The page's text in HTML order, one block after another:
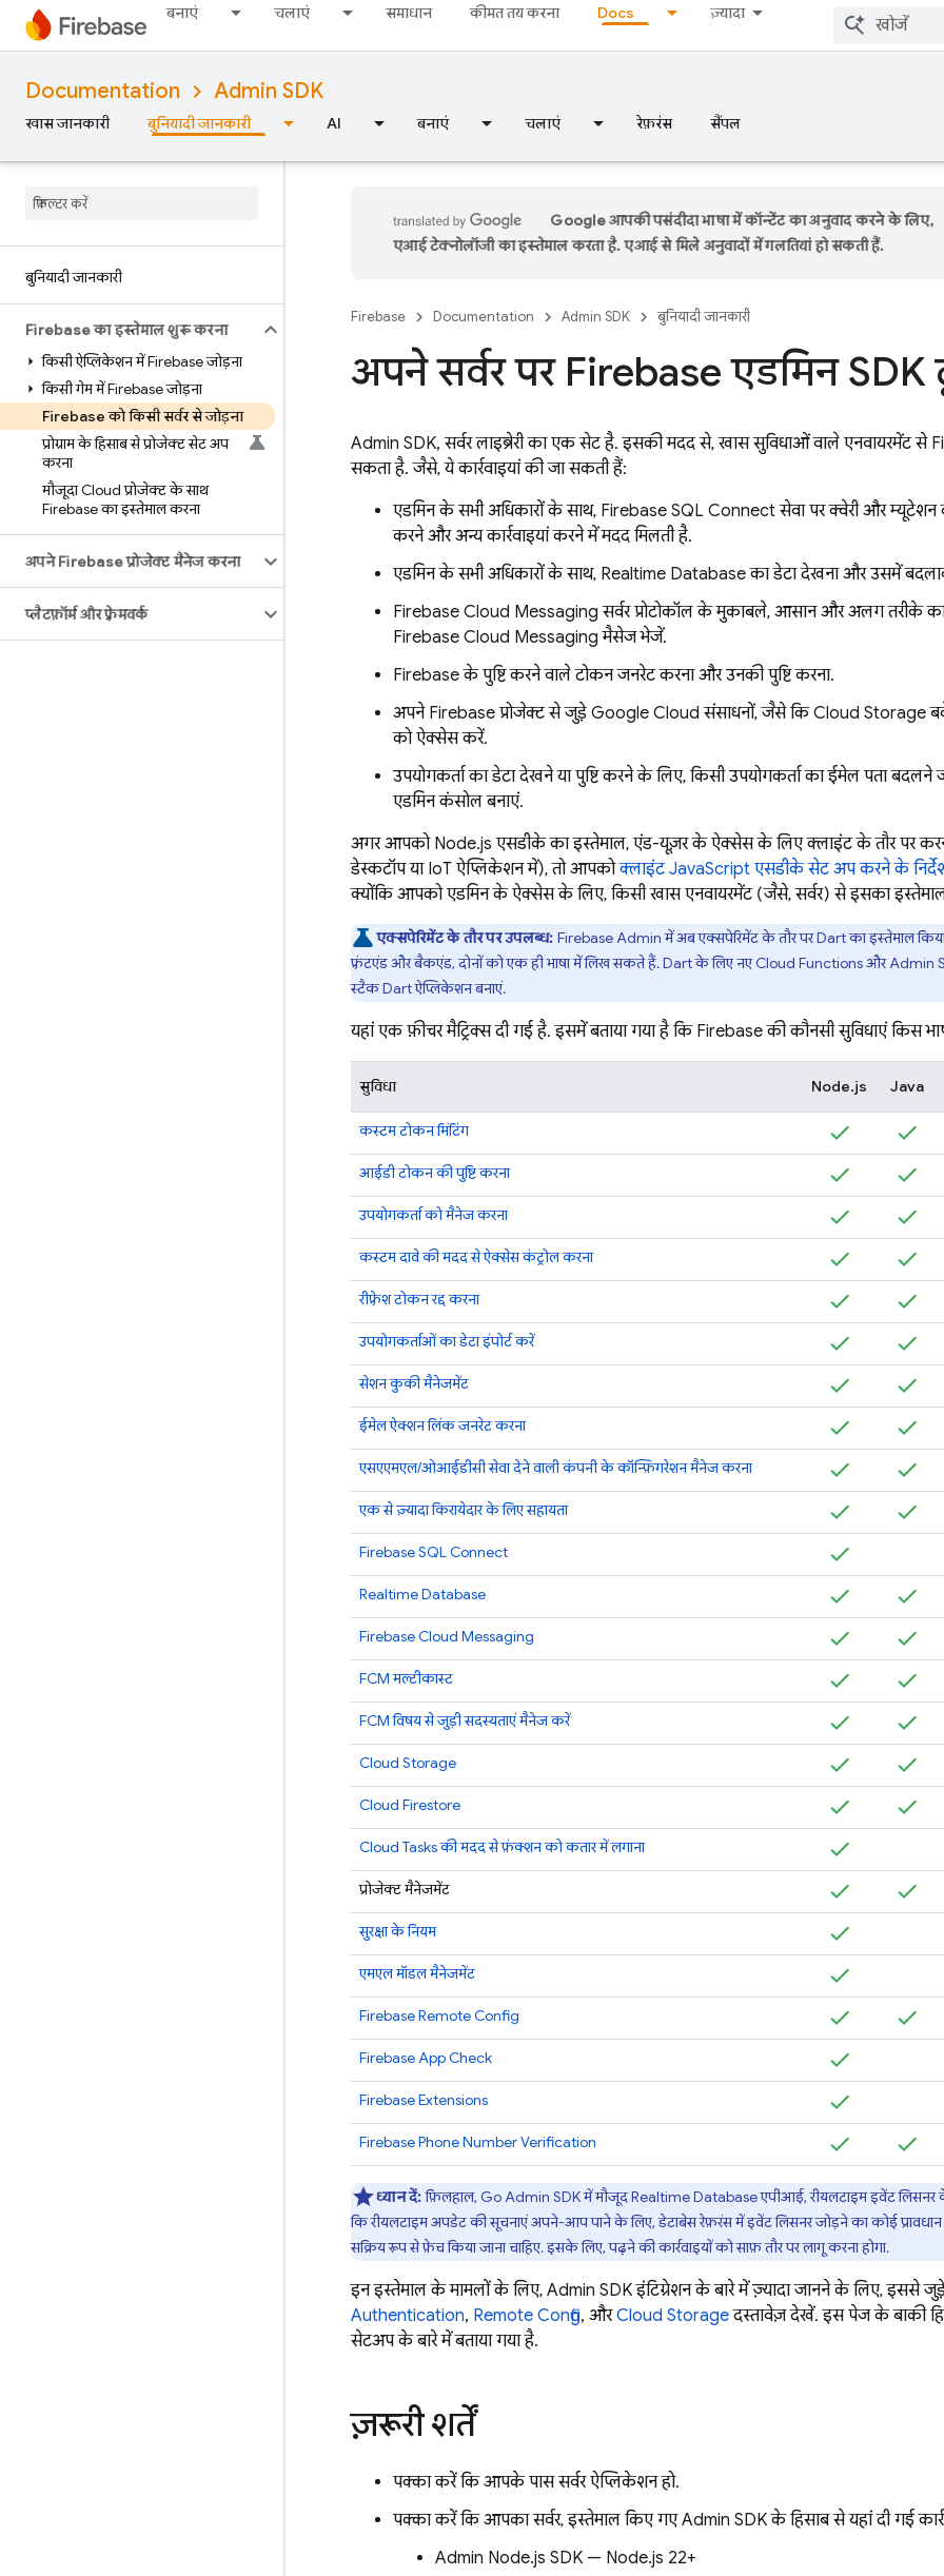
बनाएं चलाएं समाधान कीमत तय करना Docs ज़्यादा
Documentation Admin SDK
खास जानकारी बुनियादी जानकारी AI बनाएं चलाएं रेफ़रंस सैंपल
बुनियादी जानकारी
Firebase का इस्तेमाल शुरू करना
किसी ऐप्लिकेशन में Firebase जोड़ना
किसी गेम में Firebase जोड़ना
Firebase को किसी सर्वर से जोड़ना
प्रोग्राम के हिसाब से प्रोजेक्ट सेट अप
करना
मौजूदा Cloud प्रोजेक्ट के साथ
Firebase का इस्तेमाल करना
अपने Firebase प्रोजेक्ट मैनेज करना
प्लैटफ़ॉर्म और फ़्रेमवर्क
Google आपकी पसंदीदा भाषा में कॉन्टेंट का अनुवाद करने के लिए,
एआई टेक्नोलॉजी का इस्तेमाल करता है. एआई से मिले अनुवादों में गलतियां हो सकती हैं.
Firebase Documentation Admin SDK बुनियादी जानकारी
अपने सर्वर पर Firebase एडमिन SDK
Admin SDK, सर्वर लाइब्रेरी का एक सेट है. इसकी मदद से, खास सुविधाओं वाले एनवायरमेंट से
सकता है. जैसे, ये कार्रवाइयां की जा सकती हैं:
एडमिन के सभी अधिकारों के साथ, Firebase SQL Connectसेवा पर क्वेरी और
करने और अन्य कार्रवाइयां करने में मदद मिलती है.
एडमिन के सभी अधिकारों के साथ, Realtime Databaseका डेटा देखना और उसमें
Firebase Cloud Messaging सर्वर प्रोटोकॉल के मुकाबले, आसान और अलग तरीके का
Firebase Cloud Messaging मैसेज भेजें.
Firebase के पुष्टि करने वाले टोकन जनरेट करना और उनकी पुष्टि करना.
अपने Firebase प्रोजेक्ट से जुड़े Google Cloud संसाधनों, जैसे किCloud Storage
को ऐक्सेस करें.
उपयोगकर्ता का डेटा देखने या पुष्टि करने के लिए, किसी उपयोगकर्ता का ईमेल पता
एडमिन कंसोल बनाएं.
अगर आपको Node.js एसडीके का इस्तेमाल, एंड-यूज़र के ऐक्सेस के लिए क्लाइंट के तौर पर
डेस्कटॉप या IoT ऐप्लिकेशन में), तो आपकोक्लाइंट JavaScript एसडीके सेट अप करने के
क्योंकि आपको एडमिन के ऐक्सेस के लिए, किसी खास एनवायरमेंट (जैसे, सर्वर) से इसका
एक्सपेरिमेंट के तौर पर उपलब्ध: Firebase Admin में अब एक्सपेरिमेंट के तौर पर Dart का इस्तेमाल
फ़्रंटएंड और बैकएंड, दोनों को एक ही भाषा में लिख सकते हैं. Dart के लिए नए Cloud Functions और
स्टैक Dart ऐप्लिकेशन बनाएं.
यहां एक फ़ीचर मैट्रिक्स दी गई है. इसमें बताया गया है कि Firebase की कौनसी सुविधाएं किस
सुविधा Node.js Java
कस्टम टोकन मिंटिंग
आईडी टोकन की पुष्टि करना
उपयोगकर्ता को मैनेज करना
कस्टम दावे की मदद से ऐक्सेस कंट्रोल करना
रीफ़्रेश टोकन रद्द करना
उपयोगकर्ताओं का डेटा इंपोर्ट करें
सेशन कुकी मैनेजमेंट
ईमेल ऐक्शन लिंक जनरेट करना
एसएएमएल/ओआईडीसी सेवा देने वाली कंपनी के कॉन्फ़िगरेशन मैनेज करना
एक से ज़्यादा किरायेदार के लिए सहायता
Firebase SQL Connect
Realtime Database
Firebase Cloud Messaging
FCMमल्टीकास्ट
FCMविषय से जुड़ी सदस्यताएं मैनेज करें
Cloud Storage
Cloud Firestore
Cloud Tasks की मदद से फ़ंक्शन को कतार में लगाना
प्रोजेक्ट मैनेजमेंट
सुरक्षा के नियम
एमएल मॉडल मैनेजमेंट
Firebase Remote Config
Firebase App Check
Firebase Extensions
Firebase Phone Number Verification
ध्यान दें:फ़िलहाल, GoAdmin SDKमें मौजूदRealtime Databaseएपीआई, रीयलटाइम इवेंट
कि रीयलटाइम अपडेट की सूचनाएं अपने-आप पाने के लिए, डेटाबेस रेफ़रंस में इवेंट लिसनर जोड़ने का कोई
सक्रिय रूप से फ़ेच किया जाना चाहिए. इसके लिए, पढ़ने की कार्रवाइयों को साफ़ तौर पर लागू करना होगा.
इन इस्तेमाल के मामलों के लिए, Admin SDKइंटिग्रेशन के बारे में ज़्यादा जानने के लिए, इससे
Authentication, Remote Config, औरCloud Storageदस्तावेज़ देखें. इस पेज के बाकी
सेटअप के बारे में बताया गया है.
ज़रूरी शर्तें
पक्का करें कि आपके पास सर्वर ऐप्लिकेशन हो.
पक्का करें कि आपका सर्वर, इस्तेमाल किए गएAdmin SDKके हिसाब से यहां दी गई
Admin Node.js SDK — Node.js 22+